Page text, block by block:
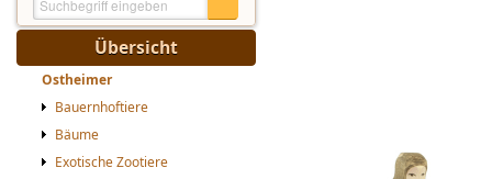
Übersicht
Ostheimer
Bauernhoftiere
Bäume
Exotische Zootiere